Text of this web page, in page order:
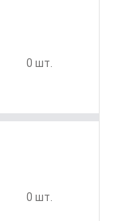
0 шт.
0 шт.